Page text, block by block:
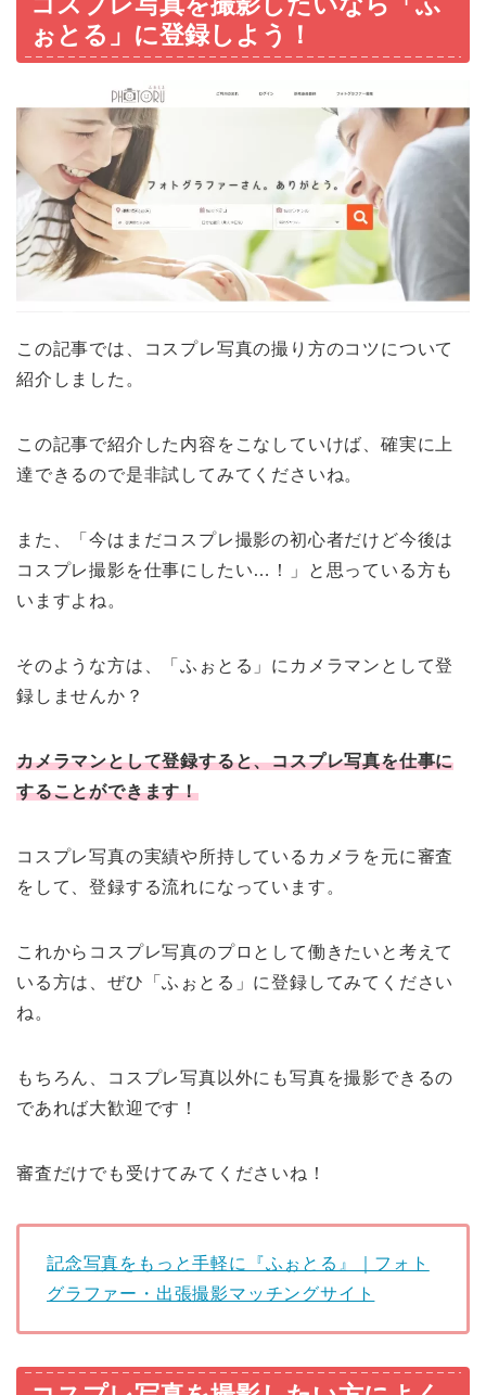
ぉとる」に登録しよう！
この記事では、コスプレ写真の撮り方のコツについて
紹介しました。
この記事で紹介した内容をこなしていけば、確実に上
達できるので是非試してみてくださいね。
また、「今はまだコスプレ撮影の初心者だけど今後は
コスプレ撮影を仕事にしたい…！」と思っている方も
いますよね。
そのような方は、「ふぉとる」にカメラマンとして登
録しませんか？
カメラマンとして登録すると、コスプレ写真を仕事に
することができます！
コスプレ写真の実績や所持しているカメラを元に審査
をして、登録する流れになっています。
これからコスプレ写真のプロとして働きたいと考えて
いる方は、ぜひ「ふぉとる」に登録してみてください
ね。
もちろん、コスプレ写真以外にも写真を撮影できるの
であれば大歓迎です！
審査だけでも受けてみてくださいね！
記念写真をもっと手軽に『ふぉとる』｜フォト
グラファー・出張撮影マッチングサイト